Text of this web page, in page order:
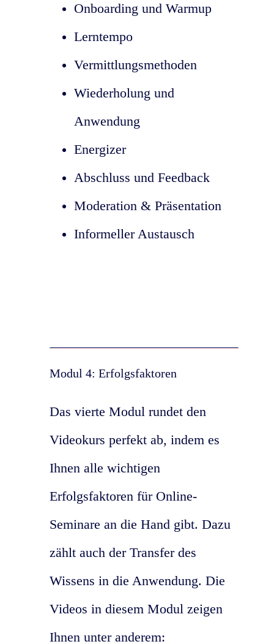
Onboarding und Warmup
Lerntempo
Vermittlungsmethoden
Wiederholung und
Anwendung
Energizer
Abschluss und Feedback
Moderation & Präsentation
Informeller Austausch
Modul 4: Erfolgsfaktoren
Das vierte Modul rundet den
Videokurs perfekt ab, indem es
Ihnen alle wichtigen
Erfolgsfaktoren für Online-
Seminare an die Hand gibt. Dazu
zählt auch der Transfer des
Wissens in die Anwendung. Die
Videos in diesem Modul zeigen
Ihnen unter anderem: